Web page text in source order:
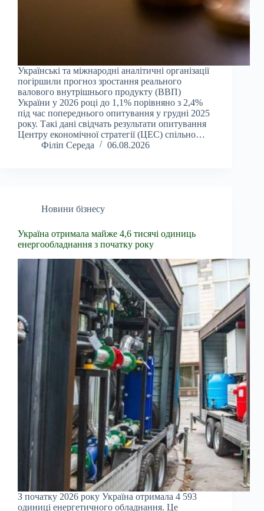
Українські та міжнародні аналітичні організації
погіршили прогноз зростання реального
валового внутрішнього продукту (ВВП)
України у 2026 році до 1,1% порівняно з 2,4%
під час попереднього опитування у грудні 2025
року. Такі дані свідчать результати опитування
Центру економічної стратегії (ЦЕС) спільно…
Філіп Середа
06.08.2026
Новини бізнесу
Україна отримала майже 4,6 тисячі одиниць
енергообладнання з початку року
З початку 2026 року Україна отримала 4 593
одиниці енергетичного обладнання. Це